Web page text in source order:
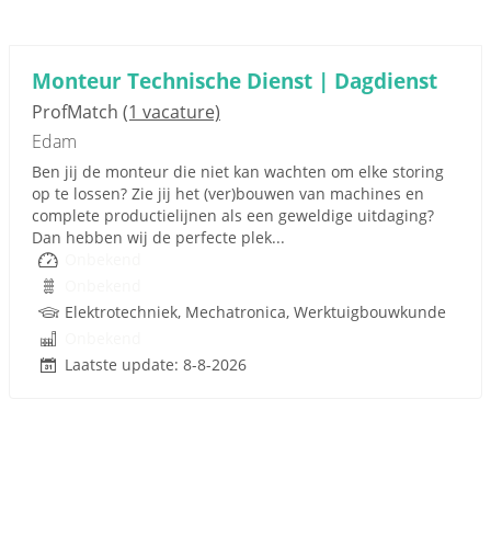
Monteur Technische Dienst | Dagdienst
ProfMatch (1 vacature)
Edam
Ben jij de monteur die niet kan wachten om elke storing
op te lossen? Zie jij het (ver)bouwen van machines en
complete productielijnen als een geweldige uitdaging?
Dan hebben wij de perfecte plek...
Elektrotechniek, Mechatronica, Werktuigbouwkunde
Laatste update: 8-8-2026